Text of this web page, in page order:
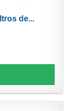
de...